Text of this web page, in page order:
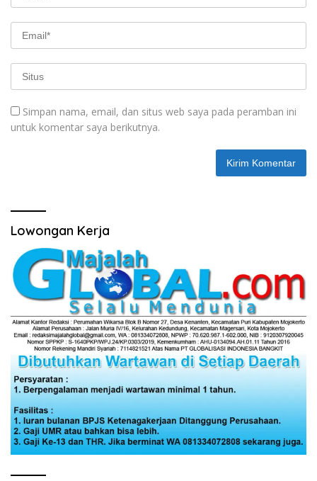
Simpan nama, email, dan situs web saya pada peramban ini
untuk komentar saya berikutnya.
Lowongan Kerja